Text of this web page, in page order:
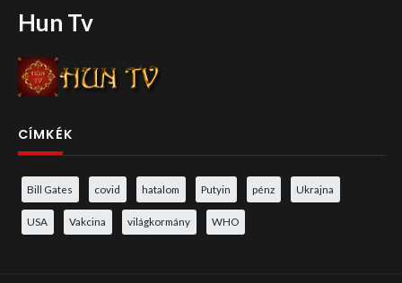
Hun Tv
CÍMKÉK
Bill Gates covid hatalom Putyin pénz Ukrajna
USA Vakcina világkormány WHO